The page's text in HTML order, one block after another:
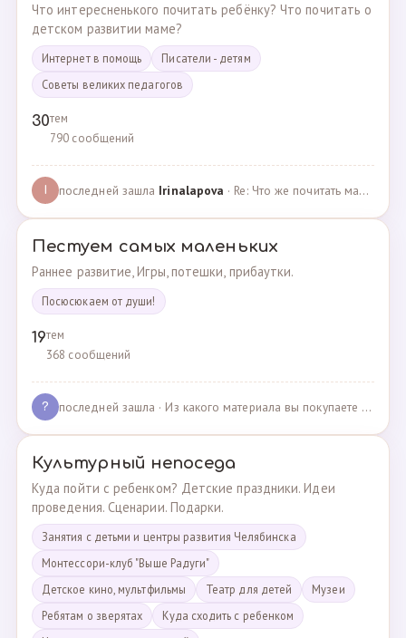
Что интересненького почитать ребёнку? Что почитать о
детском развитии маме?
Интернет в помощь
Писатели - детям
Советы великих педагогов
30тем
790 сообщений
последней зашла Irinalapova · Re: Что же почитать маме о правильном воспитании ре? · 23.02.2025
Пестуем самых маленьких
Раннее развитие, Игры, потешки, прибаутки.
Посюсюкаем от души!
19тем
368 сообщений
? последней зашла · Из какого материала вы покупаете одежду для своих д… · 03.05.2025
Культурный непоседа
Куда пойти с ребенком? Детские праздники. Идеи
проведения. Сценарии. Подарки.
Занятия с детьми и центры развития Челябинска
Монтессори-клуб "Выше Радуги"
Детское кино, мультфильмы
Театр для детей
Музеи
Ребятам о зверятах
Куда сходить с ребенком